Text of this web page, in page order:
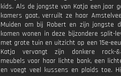
kids. Als de jongste van Katja een jaar
kamers gaat, verruilt ze haar
Muiden om bij Robert en zijn jongste
komen wonen in deze bijzondere split-
met grote tuin en uitzicht op een 15e-
Katja vervangt zijn donkere rock-
meubels voor haar lichte bank, een
en voegt veel kussens en plaids toe.